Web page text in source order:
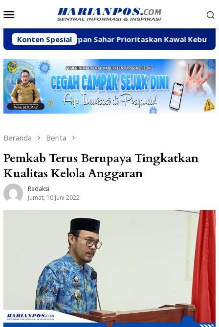
ke
Mobile
Konten Spesial
Arpan Sahar Prioritaskan Kawal Kebutuhan Dasar
Beranda Berita
Pemkab Terus Berupaya Tingkatkan
Kualitas Kelola Anggaran
Redaksi
Jumat, 10 Juni 2022